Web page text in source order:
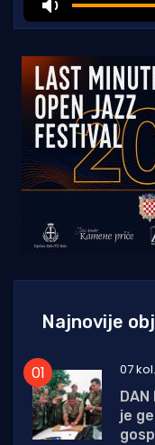
Najnovije
07
DAN
je